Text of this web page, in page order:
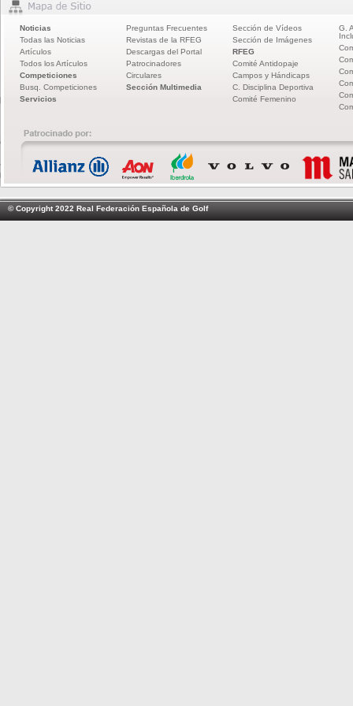
Noticias
Todas las Noticias
Artículos
Todos los Artículos
Competiciones
Busq. Competiciones
Servicios
Preguntas Frecuentes
Revistas de la RFEG
Descargas del Portal
Patrocinadores
Circulares
Sección Multimedia
Sección de Vídeos
Sección de Imágenes
RFEG
Comité Antidopaje
Campos y Hándicaps
C. Disciplina Deportiva
Comité Femenino
G.
© Copyright 2022 Real Federación Española de Golf